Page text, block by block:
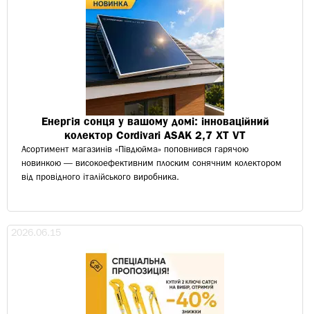
Енергія сонця у вашому домі: інноваційний
колектор Cordivari ASAK 2,7 XT VT
Асортимент магазинів «Півдюйма» поповнився гарячою
новинкою — високоефективним плоским сонячним колектором
від провідного італійського виробника.
2026.06.15